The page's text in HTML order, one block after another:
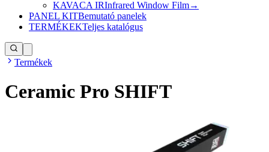
KAVACA IRInfrared Window Film→
PANEL KITBemutató panelek
TERMÉKEKTeljes katalógus
Termékek
Ceramic Pro SHIFT